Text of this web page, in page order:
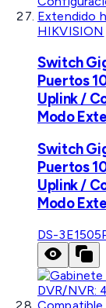
HIKVISION
Switch
Puertos
Uplink /
Modo
Switch
Puertos
Uplink /
Modo
DS-